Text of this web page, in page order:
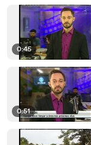
0:45
0:51